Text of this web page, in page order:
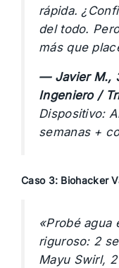
rápida.
del todo.
más que
— Javier M.,
Ingeniero /
Dispositivo:
semanas +
Caso 3: Biohacker
«Probé agua
riguroso: 2
Mayu Swirl,